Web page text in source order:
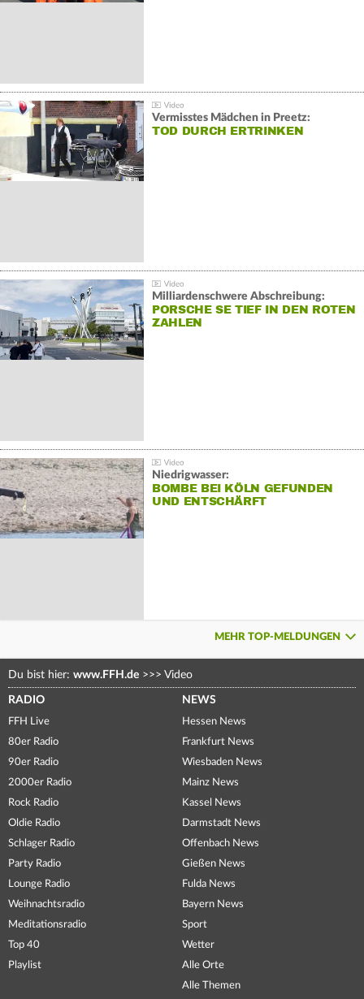
Vermisstes Mädchen in Preetz:
TOD DURCH ERTRINKEN
Milliardenschwere Abschreibung:
PORSCHE SE TIEF IN DEN ROTEN
ZAHLEN
Niedrigwasser:
BOMBE BEI KÖLN GEFUNDEN
UND ENTSCHÄRFT
MEHR TOP-MELDUNGEN
Du bist hier: www.FFH.de >>> Video
RADIO
FFH Live
80er Radio
90er Radio
2000er Radio
Rock Radio
Oldie Radio
Schlager Radio
Party Radio
Lounge Radio
Weihnachtsradio
Meditationsradio
Top 40
Playlist
NEWS
Hessen News
Frankfurt News
Wiesbaden News
Mainz News
Kassel News
Darmstadt News
Offenbach News
Gießen News
Fulda News
Bayern News
Sport
Wetter
Alle Orte
Alle Themen